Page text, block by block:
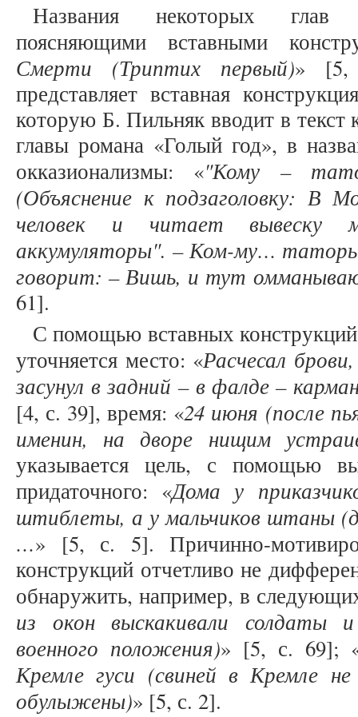
Названия некоторых глав
поясняющими вставными
Смерти (Триптих первый)» [5,
представляет вставная
которую Б. Пильняк вводит в текст
главы романа «Голый год», в
окказионализмы: «"Кому –
(Объяснение к подзаголовку: В
человек и читает вывеску
аккумуляторы". – Ком-му…
говорит: – Вишь, и тут
61].
С помощью вставных
уточняется место: «Расчесал
засунул в задний – в фалде –
[4, с. 39], время: «24 июня (после
именин, на дворе нищим
указывается цель, с помощью
придаточного: «Дома у
штиблеты, а у мальчиков штаны
…» [5, с. 5]. Причинно-
конструкций отчетливо не
обнаружить, например, в
из окон выскакивали
военного положения)» [5, с. 69];
Кремле гуси (свиней в Кремле
обулыжены)» [5, с. 2].